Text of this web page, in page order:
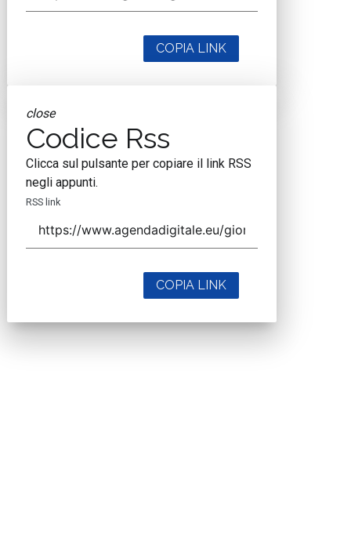
COPIA LINK
close
Codice Rss
Clicca sul pulsante per copiare il link RSS
negli appunti.
RSS link
COPIA LINK